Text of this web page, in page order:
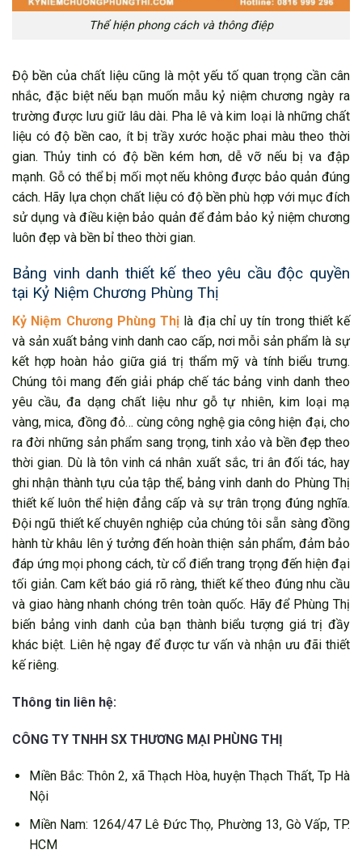
Thể hiện phong cách và thông điệp
Độ bền của chất liệu cũng là một yếu tố quan trọng cần cân
nhắc, đặc biệt nếu bạn muốn mẫu kỷ niệm chương ngày ra
trường được lưu giữ lâu dài. Pha lê và kim loại là những chất
liệu có độ bền cao, ít bị trầy xước hoặc phai màu theo thời
gian. Thủy tinh có độ bền kém hơn, dễ vỡ nếu bị va đập
mạnh. Gỗ có thể bị mối mọt nếu không được bảo quản đúng
cách. Hãy lựa chọn chất liệu có độ bền phù hợp với mục đích
sử dụng và điều kiện bảo quản để đảm bảo kỷ niệm chương
luôn đẹp và bền bỉ theo thời gian.
Bảng vinh danh thiết kế theo yêu cầu độc quyền
tại Kỷ Niệm Chương Phùng Thị
Kỷ Niệm Chương Phùng Thị là địa chỉ uy tín trong thiết kế
và sản xuất bảng vinh danh cao cấp, nơi mỗi sản phẩm là sự
kết hợp hoàn hảo giữa giá trị thẩm mỹ và tính biểu trưng.
Chúng tôi mang đến giải pháp chế tác bảng vinh danh theo
yêu cầu, đa dạng chất liệu như gỗ tự nhiên, kim loại mạ
vàng, mica, đồng đỏ… cùng công nghệ gia công hiện đại, cho
ra đời những sản phẩm sang trọng, tinh xảo và bền đẹp theo
thời gian. Dù là tôn vinh cá nhân xuất sắc, tri ân đối tác, hay
ghi nhận thành tựu của tập thể, bảng vinh danh do Phùng Thị
thiết kế luôn thể hiện đẳng cấp và sự trân trọng đúng nghĩa.
Đội ngũ thiết kế chuyên nghiệp của chúng tôi sẵn sàng đồng
hành từ khâu lên ý tưởng đến hoàn thiện sản phẩm, đảm bảo
đáp ứng mọi phong cách, từ cổ điển trang trọng đến hiện đại
tối giản. Cam kết báo giá rõ ràng, thiết kế theo đúng nhu cầu
và giao hàng nhanh chóng trên toàn quốc. Hãy để Phùng Thị
biến bảng vinh danh của bạn thành biểu tượng giá trị đầy
khác biệt. Liên hệ ngay để được tư vấn và nhận ưu đãi thiết
kế riêng.
Thông tin liên hệ:
CÔNG TY TNHH SX THƯƠNG MẠI PHÙNG THỊ
Miền Bắc: Thôn 2, xã Thạch Hòa, huyện Thạch Thất, Tp Hà
Nội
Miền Nam: 1264/47 Lê Đức Thọ, Phường 13, Gò Vấp, TP.
HCM